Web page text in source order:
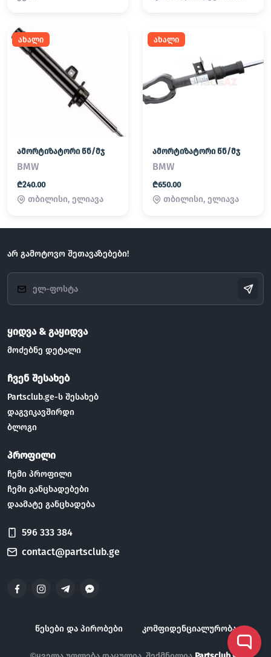
ახალი
ამორტიზატორი წნ/მჯ
BMW
₾240.00
თბილისი, ელიავა
ახალი
ამორტიზატორი წნ/მჯ
BMW
₾650.00
თბილისი, ელიავა
არ გამოტოვო შეთავაზებები!
ყიდვა & გაყიდვა
მოძებნე დეტალი
ჩვენ შესახებ
Partsclub.ge-ს შესახებ
დაგვიკავშირდი
ბლოგი
პროფილი
ჩემი პროფილი
ჩემი განცხადებები
დაამატე განცხადება
596 333 384
contact@partsclub.ge
წესები და პირობები კომფიდენციალურობა